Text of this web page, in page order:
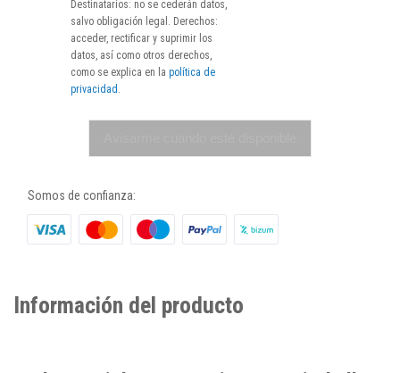
Destinatarios: no se cederán datos,
salvo obligación legal. Derechos:
acceder, rectificar y suprimir los
datos, así como otros derechos,
como se explica en la política de
privacidad .
Somos de confianza:
Información del producto